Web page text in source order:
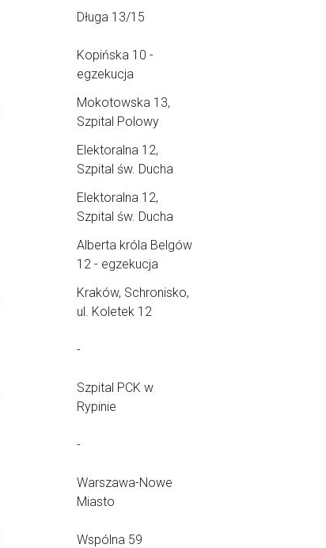
Długa 13/15
Kopińska 10 -
egzekucja
Mokotowska 13,
Szpital Polowy
Elektoralna 12,
Szpital św. Ducha
Elektoralna 12,
Szpital św. Ducha
Alberta króla Belgów
12 - egzekucja
Kraków, Schronisko,
ul. Koletek 12
-
Szpital PCK w
Rypinie
-
Warszawa-Nowe
Miasto
Wspólna 59